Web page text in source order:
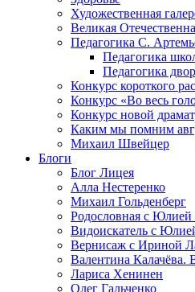
Художественная
Великая
Педагогика С.
Педагогика
Педагогика
Конкурс короткого
Конкурс «Во весь
Конкурс новой
Каким мы помним
Михаил Швейцер
Блоги
Блог Лицея
Алла Нестеренко
Михаил Гольденберг
Родословная с
Видоискатель с
Вернисаж с Ириной
Валентина Калачёва.
Лариса Хенинен
Олег Гальченко